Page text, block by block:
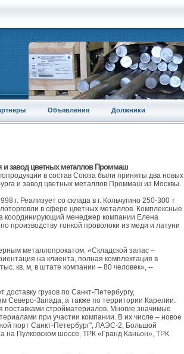
Объявления Должники
и завод цветных металлов Проммаш
в состав Союза были приняты два новых
и завод цветных металлов Проммаш из Москвы.
Реализует со склада в г. Кольчугино 250-300 т
в сфере цветных металлов. Комплексные
координирующий менеджер компании Елена
производству тонкой проволоки из меди и латуни
металлопрокатом. «Складской запас –
на клиента, полная комплектация в
кв. м, в штате компании – 80 человек», --
грузов по Санкт-Петербургу,
Северо-Запада, а также по территории Карелии.
стройматериалов. Многие значимые
при участии компании. В их числе – новое
порт Санкт-Петербург", ЛАЭС-2, Большой
на Пулковском шоссе, ТРК «Гранд Каньон», ТРК